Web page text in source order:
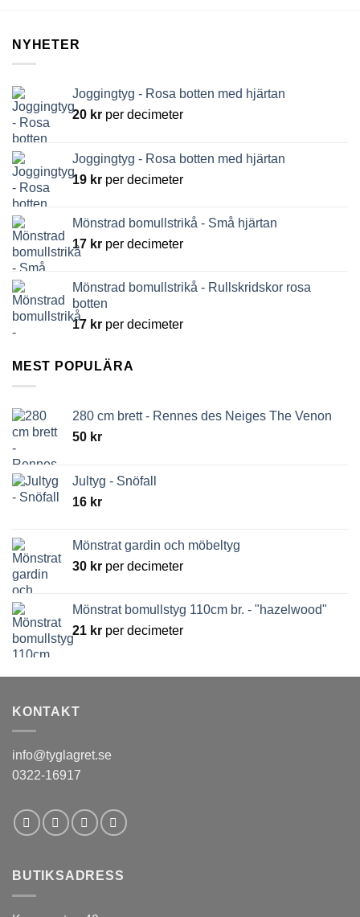
NYHETER
Joggingtyg - Rosa botten med hjärtan
20 kr per decimeter
Joggingtyg - Rosa botten med hjärtan
19 kr per decimeter
Mönstrad bomullstrikå - Små hjärtan
17 kr per decimeter
Mönstrad bomullstrikå - Rullskridskor rosa
botten
17 kr per decimeter
MEST POPULÄRA
280 cm brett - Rennes des Neiges The Venon
50 kr
Jultyg - Snöfall
16 kr
Mönstrat gardin och möbeltyg
30 kr per decimeter
Mönstrat bomullstyg 110cm br. - "hazelwood"
21 kr per decimeter
KONTAKT
info@tyglagret.se
0322-16917
BUTIKSADRESS